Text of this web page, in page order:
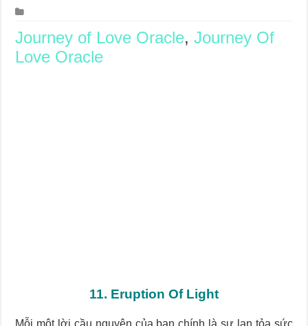
Journey Of Love Oracle – Lá Số 70: Heaven
Journey Of Love Oracle – Lá Số 69: Contemplation
Journey Of Love Oracle – Lá Số 68: Drop Into Your Heart
Journey of Love Oracle,Journey Of
Love Oracle
11. Eruption Of Light
Mỗi một lời cầu nguyện của bạn chính làsự lan tỏa sức